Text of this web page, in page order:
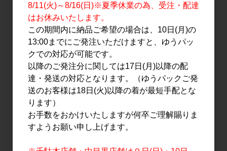
日本酒
北島 大入りひっぱりだこ
純米吟醸 火入れ 1.8L
日本酒
過生原酒 720ml
1,800円
8/11(火)～8/16(日)※夏季休業の為、受注・配達
はお休みいたします。
この期間内に納品ご希望の場合は、10日(月)の
13:00までにご発注いただけますと、ゆうパッ
クでの対応が可能です。
以降のご発注分に関しては17日(月)以降の配
達・発送の対応となります。（ゆうパックご発
送のお客様は18日(火)以降の着が最短手配とな
ります）
お手数をおかけいたしますが何卒ご理解賜りま
すようお願い申し上げます。